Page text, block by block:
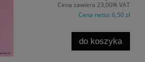
Cena zawiera 23,00% VAT
Cena netto: 6,50 zł
do koszyka